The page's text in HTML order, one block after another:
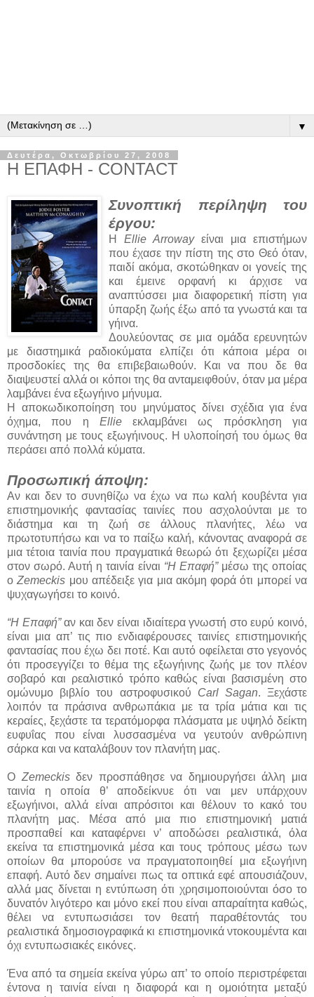
▼
Δευτέρα, Οκτωβρίου 27, 2008
Η ΕΠΑΦΗ - CONTACT
Συνοπτική περίληψη του
έργου:
Η Ellie Arrowayείναι μια επιστήμων
που έχασε την πίστη της στο Θεό όταν,
παιδί ακόμα, σκοτώθηκαν οι γονείς της
και έμεινε ορφανή κι άρχισε να
αναπτύσσει μια διαφορετική πίστη για
ύπαρξη ζωής έξω από τα γνωστά και τα
γήινα.
Δουλεύοντας σε μια ομάδα ερευνητών
με διαστημικά ραδιοκύματα ελπίζει ότι κάποια μέρα οι
προσδοκίες της θα επιβεβαιωθούν. Και να που δε θα
διαψευστεί αλλά οι κόποι της θα ανταμειφθούν, όταν μα μέρα
λαμβάνει ένα εξωγήινο μήνυμα.
Η αποκωδικοποίηση του μηνύματος δίνει σχέδια για ένα
όχημα, που η Ellieεκλαμβάνει ως πρόσκληση για
συνάντηση με τους εξωγήινους. Η υλοποίησή του όμως θα
περάσει από πολλά κύματα.
Προσωπική άποψη:
Αν και δεν το συνηθίζω να έχω να πω καλή κουβέντα για
επιστημονικής φαντασίας ταινίες που ασχολούνται με το
διάστημα και τη ζωή σε άλλους πλανήτες, λέω να
πρωτοτυπήσω και να το παίξω καλή, κάνοντας αναφορά σε
μια τέτοια ταινία που πραγματικά θεωρώ ότι ξεχωρίζει μέσα
στον σωρό. Αυτή η ταινία είναι “Η Επαφή”μέσω της οποίας
οZemeckis μου απέδειξε για μια ακόμη φορά ότι μπορεί να
ψυχαγωγήσει το κοινό.
“Η Επαφή”αν και δεν είναι ιδιαίτερα γνωστή στο ευρύ κοινό,
είναι μια απ’ τις πιο ενδιαφέρουσες ταινίες επιστημονικής
φαντασίας που έχω δει ποτέ. Και αυτό οφείλεται στο γεγονός
ότι προσεγγίζει το θέμα της εξωγήινης ζωής με τον πλέον
σοβαρό και ρεαλιστικό τρόπο καθώς είναι βασισμένη στο
ομώνυμο βιβλίο του αστροφυσικού Carl Sagan. Ξεχάστε
λοιπόν τα πράσινα ανθρωπάκια με τα τρία μάτια και τις
κεραίες, ξεχάστε τα τερατόμορφα πλάσματα με υψηλό δείκτη
ευφυΐας που είναι λυσσασμένα να γευτούν ανθρώπινη
σάρκα και να καταλάβουν τον πλανήτη μας.
Ο Zemeckisδεν προσπάθησε να δημιουργήσει άλλη μια
ταινία η οποία θ’ αποδείκνυε ότι ναι μεν υπάρχουν
εξωγήινοι, αλλά είναι απρόσιτοι και θέλουν το κακό του
πλανήτη μας. Μέσα από μια πιο επιστημονική ματιά
προσπαθεί και καταφέρνει ν’ αποδώσει ρεαλιστικά, όλα
εκείνα τα επιστημονικά μέσα και τους τρόπους μέσω των
οποίων θα μπορούσε να πραγματοποιηθεί μια εξωγήινη
επαφή. Αυτό δεν σημαίνει πως τα οπτικά εφέ απουσιάζουν,
αλλά μας δίνεται η εντύπωση ότι χρησιμοποιούνται όσο το
δυνατόν λιγότερο και μόνο εκεί που είναι απαραίτητα καθώς,
θέλει να εντυπωσιάσει τον θεατή παραθέτοντάς του
ρεαλιστικά δημοσιογραφικά κι επιστημονικά ντοκουμέντα και
όχι εντυπωσιακές εικόνες.
Ένα από τα σημεία εκείνα γύρω απ’ το οποίο περιστρέφεται
έντονα η ταινία είναι η διαφορά και η ομοιότητα μεταξύ